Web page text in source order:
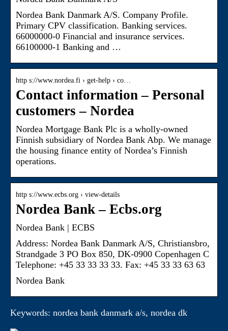
Nordea Bank Danmark A/S. Company Profile.
Primary CPV classification. Banking services.
66000000-0 Financial and insurance services.
66100000-1 Banking and …
http s://www.nordea.fi › get-help › co…
Contact information – Personal
customers – Nordea
Nordea Mortgage Bank Plc is a wholly-owned
Finnish subsidiary of Nordea Bank Abp. We manage
the housing finance entity of Nordea’s Finnish
operations.
http s://www.ecbs.org › view-details
Nordea Bank – Ecbs.org
Nordea Bank | ECBS
Address: Nordea Bank Danmark A/S, Christiansbro,
Strandgade 3 PO Box 850, DK-0900 Copenhagen C
Telephone: +45 33 33 33 33. Fax: +45 33 33 63 63
Nordea Bank
Keywords: nordea bank danmark a/s, nordea dk